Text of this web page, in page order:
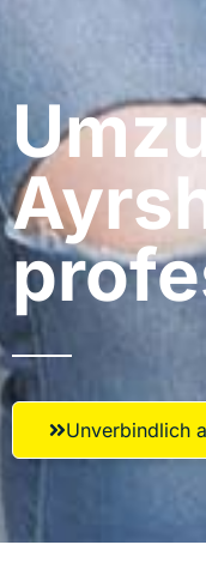
Unverbindlich